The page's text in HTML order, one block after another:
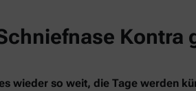
Kontra
wieder so weit, die Tage werden